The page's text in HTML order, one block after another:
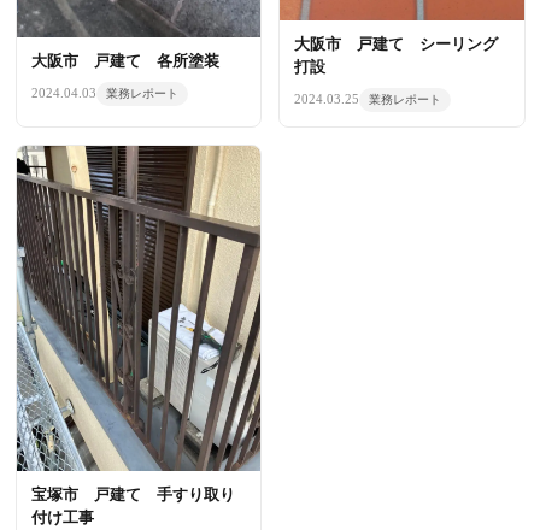
大阪市 戸建て 各所塗装
2024.04.03 業務レポート
大阪市 戸建て シーリング
打設
2024.03.25 業務レポート
宝塚市 戸建て 手すり取り
付け工事